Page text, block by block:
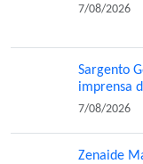
7/08/2026
Sargento
imprensa
7/08/2026
Zenaide